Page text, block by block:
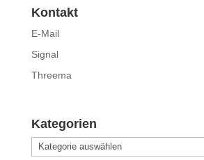
Kontakt
E-Mail
Signal
Threema
Kategorien
Kategorien